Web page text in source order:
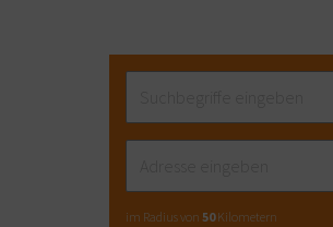
im Radius von 50Kilometern